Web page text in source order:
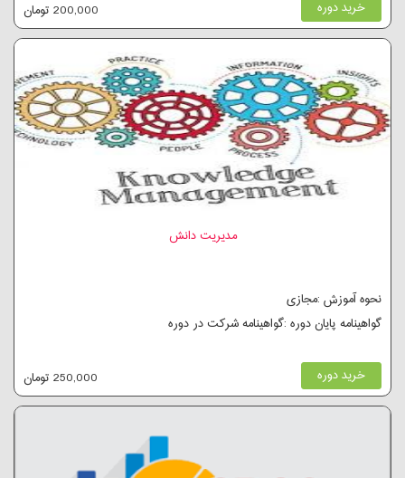
خرید دوره 200,000 تومان
مدیریت دانش
نحوه آموزش :مجازی
گواهینامه پایان دوره :گواهینامه شرکت در دوره
خرید دوره 250,000 تومان